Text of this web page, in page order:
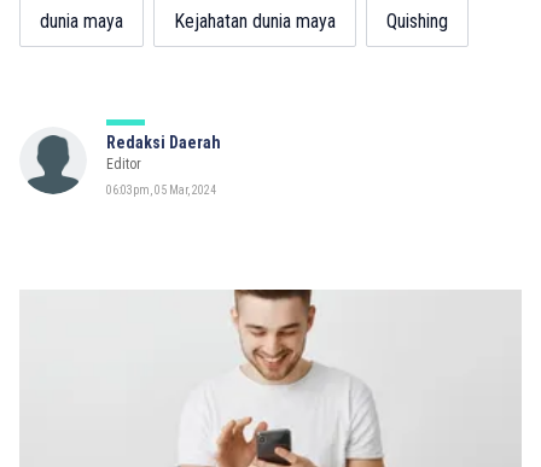
dunia maya Kejahatan dunia maya Quishing
Redaksi Daerah
Editor
06:03pm, 05 Mar, 2024